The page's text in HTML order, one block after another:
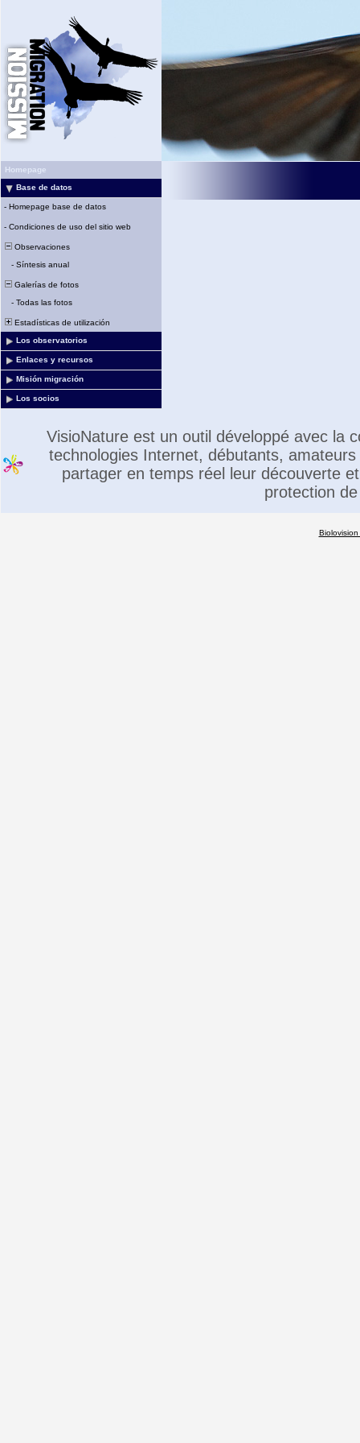
Homepage
Base de datos
- Homepage base de datos
- Condiciones de uso del sitio web
Observaciones
- Síntesis anual
Galerías de fotos
- Todas las fotos
Estadísticas de utilización
Los observatorios
Enlaces y recursos
Misión migración
Los socios
VisioNature est un outil développé avec la
technologies Internet, débutants,
partager en temps réel leur découverte
protection
Biolovision